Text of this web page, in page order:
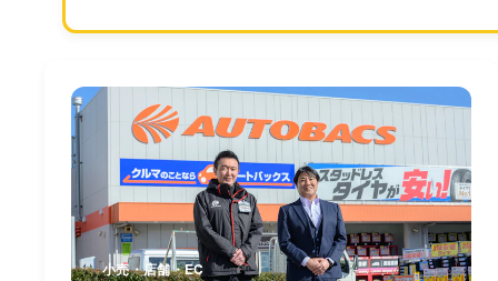
小売・店舗・EC